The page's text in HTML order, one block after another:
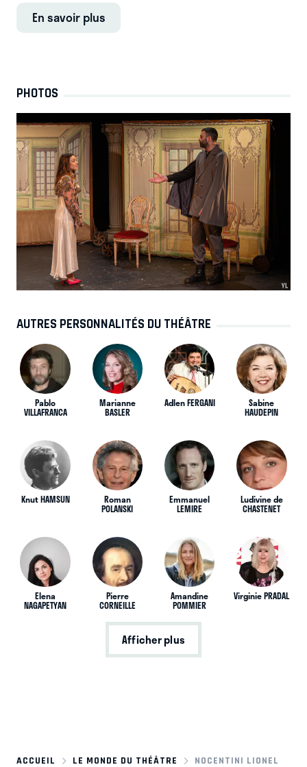
En savoir plus
PHOTOS
AUTRES PERSONNALITÉS DU THÉÂTRE
Pablo
VILLAFRANCA
Marianne
BASLER
Adlen FERGANI Sabine
HAUDEPIN
Knut HAMSUN Roman
POLANSKI
Emmanuel
LEMIRE
Ludivine de
CHASTENET
Elena
NAGAPETYAN
Pierre
CORNEILLE
Amandine
POMMIER
Virginie PRADAL
Afficher plus
ACCUEIL LE MONDE DU THÉÂTRE NOCENTINI LIONEL